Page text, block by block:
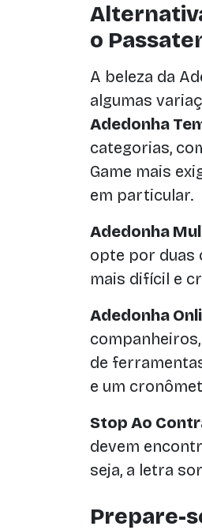
o
A beleza da
algumas
Adedonha
categorias,
Game mais
em particular.
Adedonha
opte por duas
mais difícil e
Adedonha
de
e um
Stop Ao
devem
seja, a letra
Prepare-